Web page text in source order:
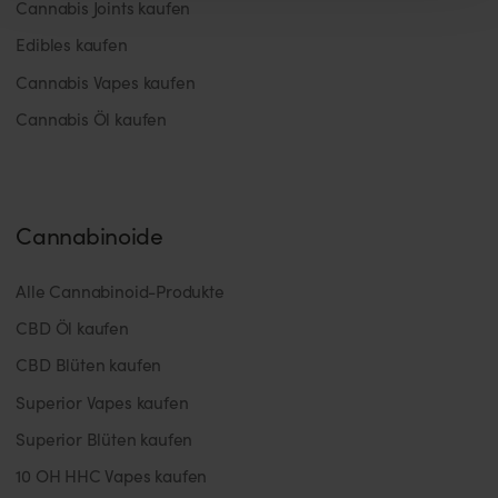
Cannabis Joints kaufen
Edibles kaufen
Cannabis Vapes kaufen
Cannabis Öl kaufen
Cannabinoide
Alle Cannabinoid-Produkte
CBD Öl kaufen
CBD Blüten kaufen
Superior Vapes kaufen
Superior Blüten kaufen
10 OH HHC Vapes kaufen